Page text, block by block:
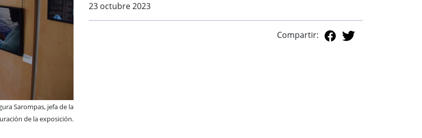
Sarompas, jefa de la
de la exposición.
23 octubre 2023
Compartir: